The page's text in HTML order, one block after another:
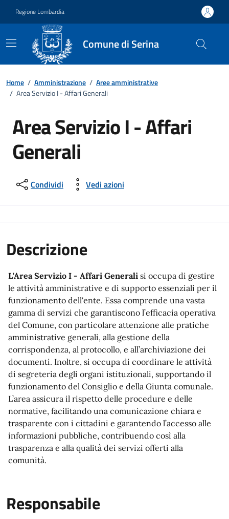
Regione Lombardia
Comune di Serina
Home / Amministrazione / Aree amministrative
/ Area Servizio I - Affari Generali
Area Servizio I - Affari
Generali
Condividi Vedi azioni
Descrizione
L'Area Servizio I - Affari Generali si occupa di gestire
le attività amministrative e di supporto essenziali per il
funzionamento dell'ente. Essa comprende una vasta
gamma di servizi che garantiscono l’efficacia operativa
del Comune, con particolare attenzione alle pratiche
amministrative generali, alla gestione della
corrispondenza, al protocollo, e all’archiviazione dei
documenti. Inoltre, si occupa di coordinare le attività
di segreteria degli organi istituzionali, supportando il
funzionamento del Consiglio e della Giunta comunale.
L’area assicura il rispetto delle procedure e delle
normative, facilitando una comunicazione chiara e
trasparente con i cittadini e garantendo l’accesso alle
informazioni pubbliche, contribuendo così alla
trasparenza e alla qualità dei servizi offerti alla
comunità.
Responsabile